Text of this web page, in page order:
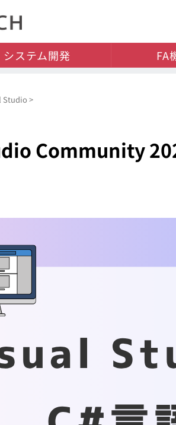
システム開発 FA
Studio>
Community